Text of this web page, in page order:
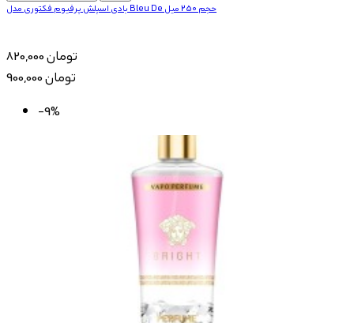
بادی اسپلش پرفیوم فکتوری مدل Bleu De حجم 250 میل
820,000 تومان
900,000 تومان
-9%